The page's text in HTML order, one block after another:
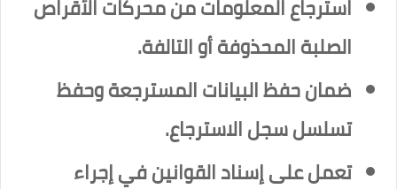
استرجاع المعلومات من محركات الأقراص
الصلبة المحذوفة أو التالفة.
ضمان حفظ البيانات المسترجعة وحفظ
تسلسل سجل الاسترجاع.
تعمل على إسناد القوانين في إجراء